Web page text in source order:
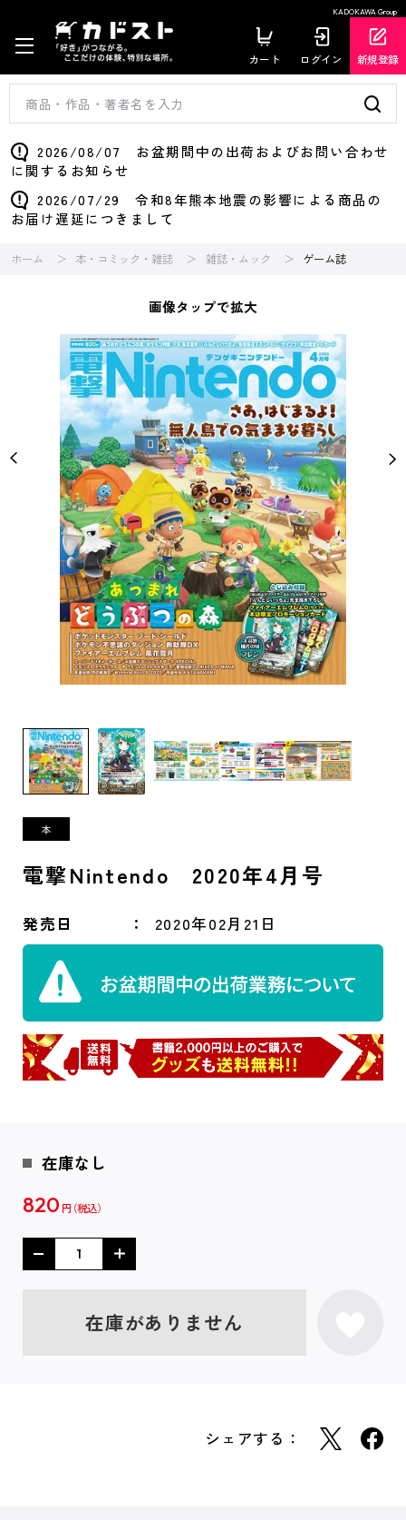
KADOKAWA Group
カート ログイン 新規登録
2026/08/07 お盆期間中の出荷およびお問い合わせ
に関するお知らせ
2026/07/29 令和8年熊本地震の影響による商品の
お届け遅延につきまして
ホーム 本・コミック・雑誌 雑誌・ムック ゲーム誌
画像タップで拡大
電撃Nintendo 2020年4月号
発売日 2020年02月21日
在庫なし
820 円
在庫がありません
シェアする：